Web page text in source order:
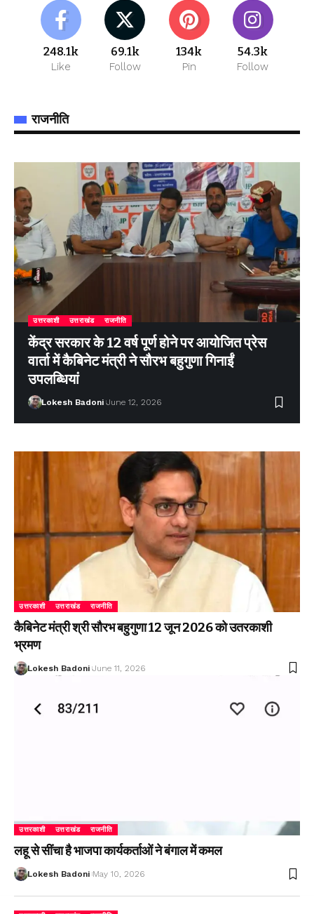
248.1k
Like
69.1k
Follow
134k
Pin
54.3k
Follow
राजनीति
उत्तरकाशी उत्तराखंड राजनीति
केंद्र सरकार के 12 वर्ष पूर्ण होने पर आयोजित प्रेस
वार्ता में कैबिनेट मंत्री ने सौरभ बहुगुणा गिनाईं
उपलब्धियां
Lokesh Badoni June 12, 2026
उत्तरकाशी उत्तराखंड राजनीति
कैबिनेट मंत्री श्री सौरभ बहुगुणा 12 जून 2026 को उतरकाशी
भ्रमण
Lokesh Badoni June 11, 2026
उत्तरकाशी उत्तराखंड राजनीति
लहू से सींचा है भाजपा कार्यकर्ताओं ने बंगाल में कमल
Lokesh Badoni May 10, 2026